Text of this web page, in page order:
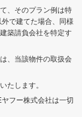
、そのプラン例は特
で建てた場合、同様
築請負会社を特定す
、当該物件の取扱会
たします。
フー株式会社は一切